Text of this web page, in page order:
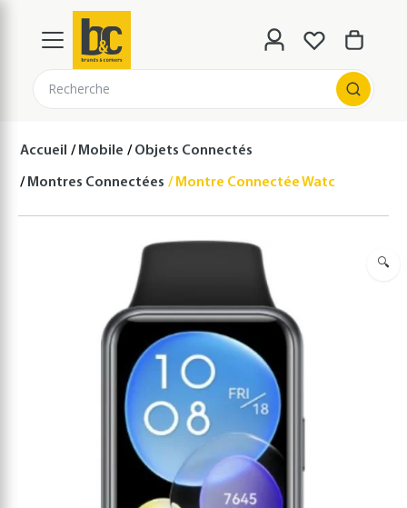
Recherche
Accueil Mobile Objets Connectés
Montres Connectées Montre Connectée Watch Fit 2 –
🔍